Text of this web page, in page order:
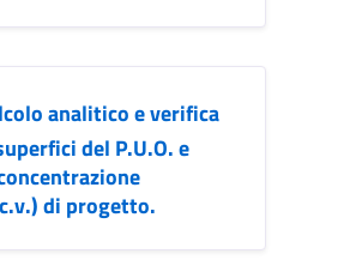
analitico e verifica
del P.U.O. e
di progetto.